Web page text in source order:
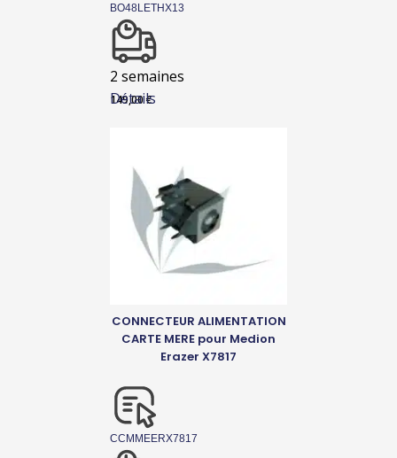
Détails
BO48LETHX13
2 semaines
149,00€
CONNECTEUR ALIMENTATION
CARTE MERE pour Medion
Erazer X7817
CCMMEERX7817